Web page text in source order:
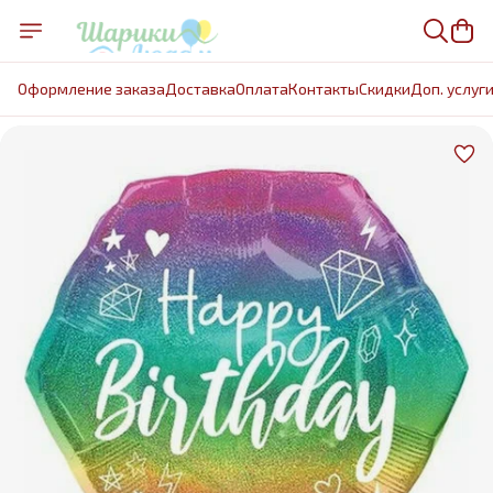
Оформление заказаДоставкаОплатаКонтактыCкидкиДоп. услуги